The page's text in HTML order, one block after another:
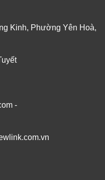
Kinh, Phường Yên Hoà,
-